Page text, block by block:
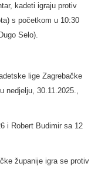
kadeti igraju protiv
s početkom u 10:30
Selo).
lige Zagrebačke
30.11.2025.,
i Robert Budimir sa 12
županije igra se protiv